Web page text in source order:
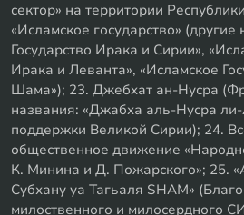
сектор» на территории
«Исламское государство»
Государство Ирака и Сирии»,
Ирака и Леванта», «Исламское
Шама»); 23. Джебхат ан-Нусра
названия: «Джабха аль-Нусра
поддержки Великой Сирии); 24.
общественное движение
К. Минина и Д. Пожарского»; 25.
Субхану уа Тагьаля SHAM»
милоственного и милосердного